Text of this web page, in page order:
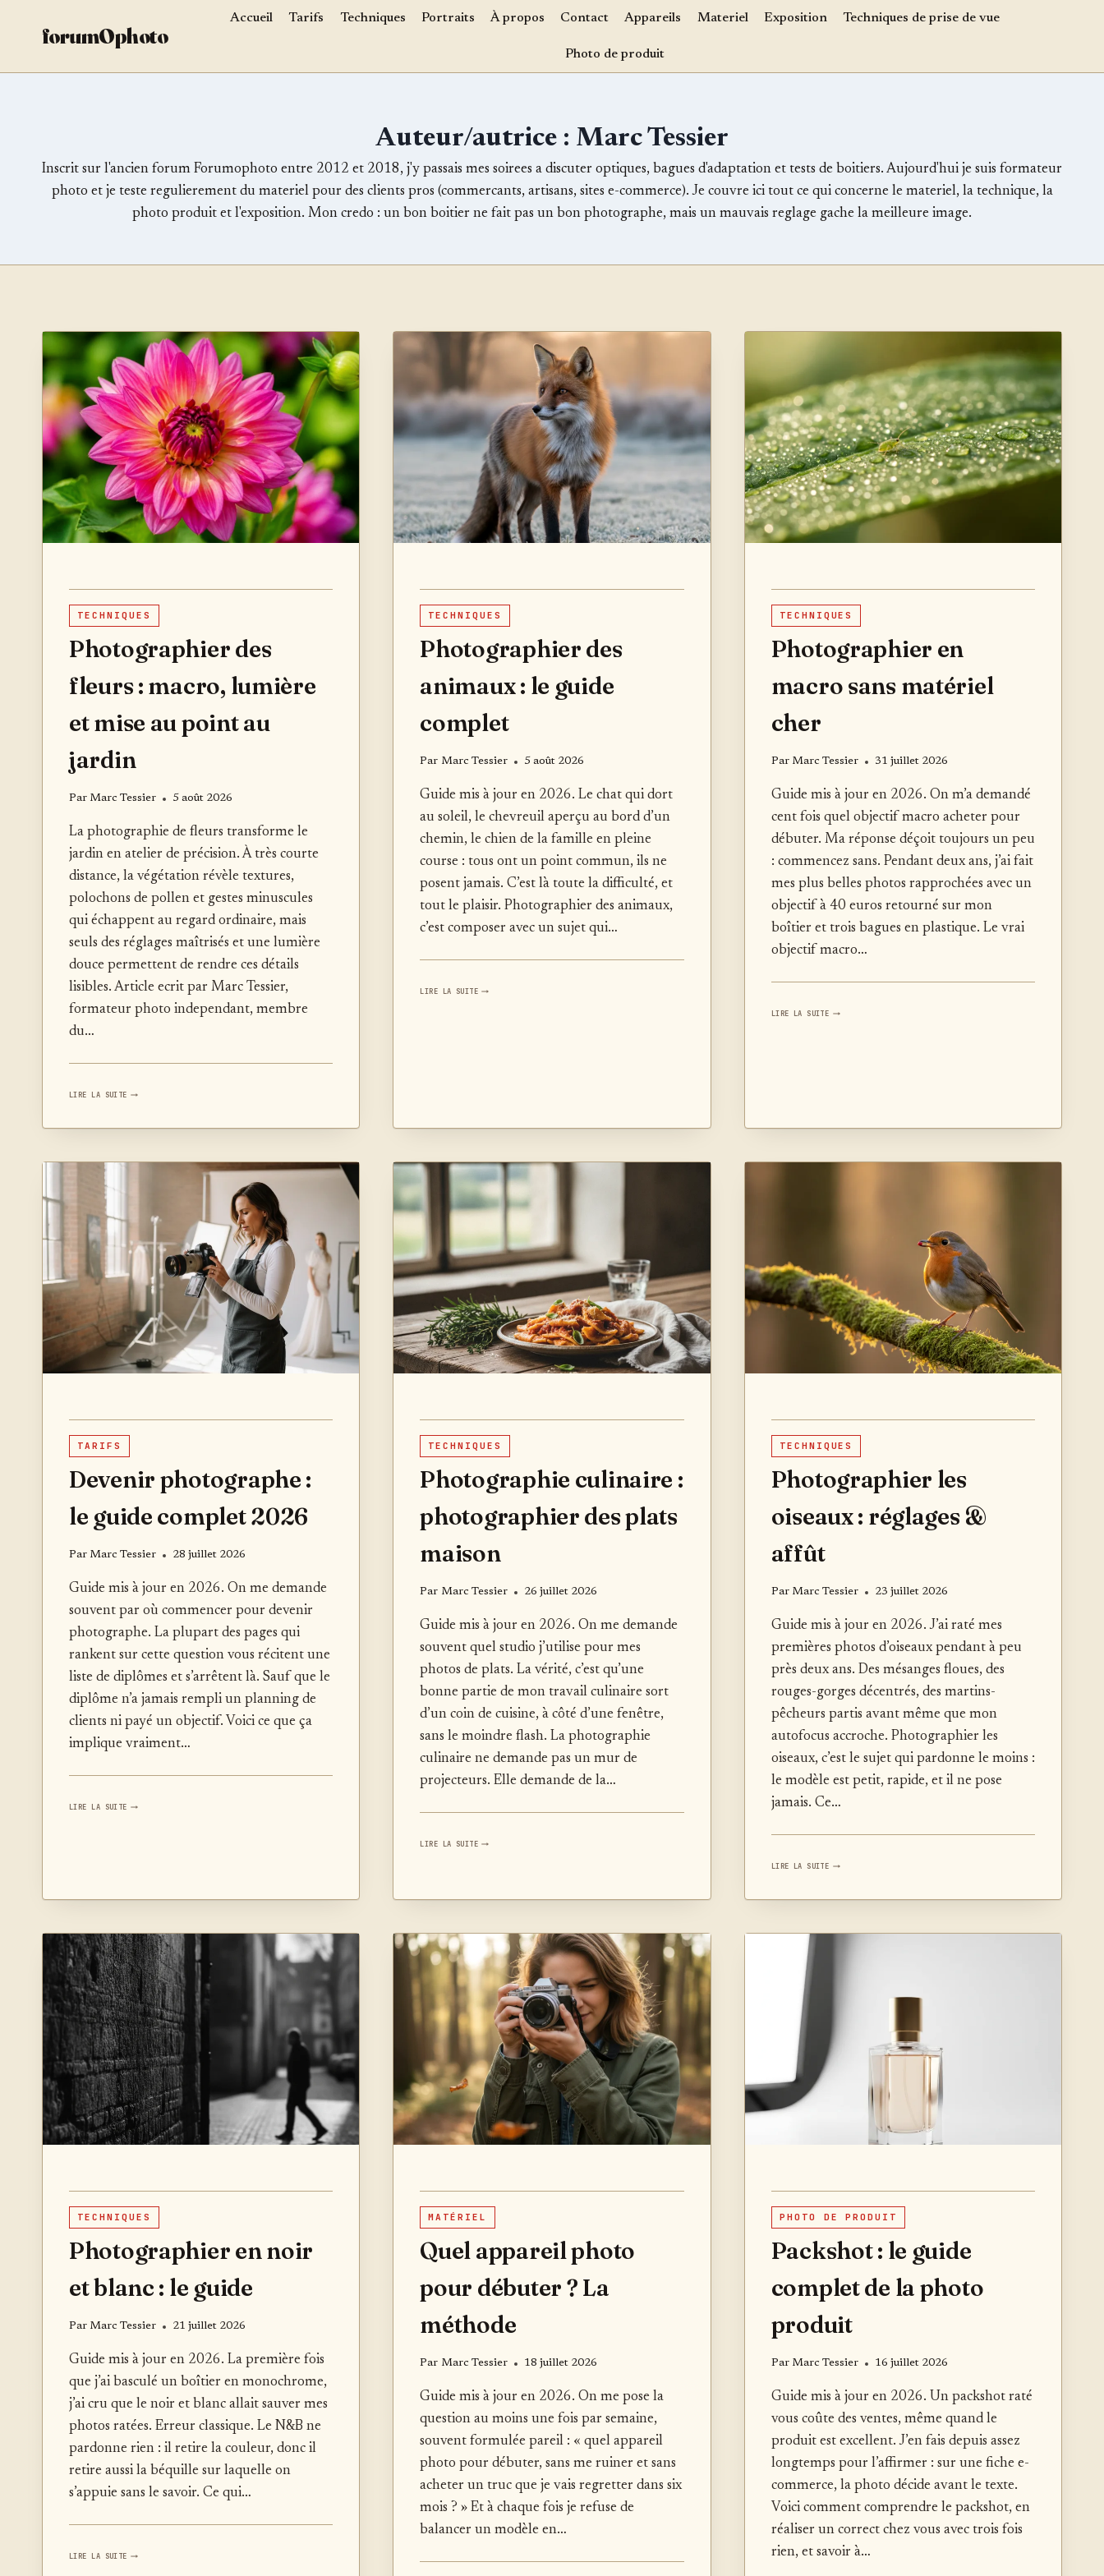
forumOphoto
Accueil Tarifs Techniques Portraits À propos Contact Appareils Materiel Exposition Techniques de prise de vue
Photo de produit
Auteur/autrice : Marc Tessier
Inscrit sur l'ancien forum Forumophoto entre 2012 et 2018, j'y passais mes soirees a discuter optiques, bagues d'adaptation et tests de boitiers. Aujourd'hui je suis formateur
photo et je teste regulierement du materiel pour des clients pros (commercants, artisans, sites e-commerce). Je couvre ici tout ce qui concerne le materiel, la technique, la
photo produit et l'exposition. Mon credo : un bon boitier ne fait pas un bon photographe, mais un mauvais reglage gache la meilleure image.
TECHNIQUES
Photographier des
fleurs : macro, lumière
et mise au point au
jardin
Par Marc Tessier 5 août 2026
La photographie de fleurs transforme le
jardin en atelier de précision. À très courte
distance, la végétation révèle textures,
polochons de pollen et gestes minuscules
qui échappent au regard ordinaire, mais
seuls des réglages maîtrisés et une lumière
douce permettent de rendre ces détails
lisibles. Article ecrit par Marc Tessier,
formateur photo independant, membre
du…
LIRE LA SUITEPHOTOGRAPHIER
:
ET
JARDIN
TECHNIQUES
Photographier des
animaux : le guide
complet
Par Marc Tessier 5 août 2026
Guide mis à jour en 2026. Le chat qui dort
au soleil, le chevreuil aperçu au bord d’un
chemin, le chien de la famille en pleine
course : tous ont un point commun, ils ne
posent jamais. C’est là toute la difficulté, et
tout le plaisir. Photographier des animaux,
c’est composer avec un sujet qui…
LIRE LA SUITEPHOTOGRAPHIER
TECHNIQUES
Photographier en
macro sans matériel
cher
Par Marc Tessier 31 juillet 2026
Guide mis à jour en 2026. On m’a demandé
cent fois quel objectif macro acheter pour
débuter. Ma réponse déçoit toujours un peu
: commencez sans. Pendant deux ans, j’ai fait
mes plus belles photos rapprochées avec un
objectif à 40 euros retourné sur mon
boîtier et trois bagues en plastique. Le vrai
objectif macro…
LIRE LA SUITEPHOTOGRAPHIER
TARIFS
Devenir photographe :
le guide complet 2026
Par Marc Tessier 28 juillet 2026
Guide mis à jour en 2026. On me demande
souvent par où commencer pour devenir
photographe. La plupart des pages qui
rankent sur cette question vous récitent une
liste de diplômes et s’arrêtent là. Sauf que le
diplôme n’a jamais rempli un planning de
clients ni payé un objectif. Voici ce que ça
implique vraiment…
LIRE LA SUITEDEVENIR
TECHNIQUES
Photographie culinaire :
photographier des plats
maison
Par Marc Tessier 26 juillet 2026
Guide mis à jour en 2026. On me demande
souvent quel studio j’utilise pour mes
photos de plats. La vérité, c’est qu’une
bonne partie de mon travail culinaire sort
d’un coin de cuisine, à côté d’une fenêtre,
sans le moindre flash. La photographie
culinaire ne demande pas un mur de
projecteurs. Elle demande de la…
LIRE LA SUITEPHOTOGRAPHIE
PLATS
TECHNIQUES
Photographier les
oiseaux : réglages &
affût
Par Marc Tessier 23 juillet 2026
Guide mis à jour en 2026. J’ai raté mes
premières photos d’oiseaux pendant à peu
près deux ans. Des mésanges floues, des
rouges-gorges décentrés, des martins-
pêcheurs partis avant même que mon
autofocus accroche. Photographier les
oiseaux, c’est le sujet qui pardonne le moins :
le modèle est petit, rapide, et il ne pose
jamais. Ce…
LIRE LA SUITEPHOTOGRAPHIER
:
AFFÛT
TECHNIQUES
Photographier en noir
et blanc : le guide
Par Marc Tessier 21 juillet 2026
Guide mis à jour en 2026. La première fois
que j’ai basculé un boîtier en monochrome,
j’ai cru que le noir et blanc allait sauver mes
photos ratées. Erreur classique. Le N&B ne
pardonne rien : il retire la couleur, donc il
retire aussi la béquille sur laquelle on
s’appuie sans le savoir. Ce qui…
LIRE LA SUITEPHOTOGRAPHIER
MATÉRIEL
Quel appareil photo
pour débuter ? La
méthode
Par Marc Tessier 18 juillet 2026
Guide mis à jour en 2026. On me pose la
question au moins une fois par semaine,
souvent formulée pareil : « quel appareil
photo pour débuter, sans me ruiner et sans
acheter un truc que je vais regretter dans six
mois ? » Et à chaque fois je refuse de
balancer un modèle en…
PHOTO DE PRODUIT
Packshot : le guide
complet de la photo
produit
Par Marc Tessier 16 juillet 2026
Guide mis à jour en 2026. Un packshot raté
vous coûte des ventes, même quand le
produit est excellent. J’en fais depuis assez
longtemps pour l’affirmer : sur une fiche e-
commerce, la photo décide avant le texte.
Voici comment comprendre le packshot, en
réaliser un correct chez vous avec trois fois
rien, et savoir à…